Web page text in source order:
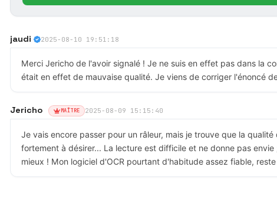
jaudi 2025-08-10 19:51:18
Merci Jericho de l'avoir signalé ! Je ne suis en effet pas dans la
était en effet de mauvaise qualité. Je viens de corriger l'énoncé
Jericho MAÎTRE 2025-08-09 15:15:40
Je vais encore passer pour un râleur, mais je trouve que la
fortement à désirer... La lecture est difficile et ne donne pas
mieux ! Mon logiciel d'OCR pourtant d'habitude assez fiable,